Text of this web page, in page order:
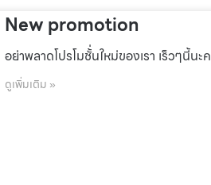
New promotion
อย่าพลาดโปรโมชั้่นใหม่ของเรา เร็วๆนี้นะค
ดูเพิ่มเติม »